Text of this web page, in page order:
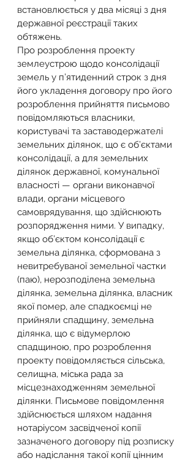
встановлюється у два місяці з дня
державної реєстрації таких
обтяжень.
Про розроблення проекту
землеустрою щодо консолідації
земель у п’ятиденний строк з дня
його укладення договору про його
розроблення прийняття письмово
повідомляються власники,
користувачі та заставодержателі
земельних ділянок, що є об’єктами
консолідації, а для земельних
ділянок державної, комунальної
власності — органи виконавчої
влади, органи місцевого
самоврядування, що здійснюють
розпорядження ними. У випадку,
якщо об’єктом консолідації є
земельна ділянка, сформована з
невитребуваної земельної частки
(паю), нерозподілена земельна
ділянка, земельна ділянка, власник
якої помер, але спадкоємці не
прийняли спадщину, земельна
ділянка, що є відумерлою
спадщиною, про розроблення
проекту повідомляється сільська,
селищна, міська рада за
місцезнаходженням земельної
ділянки. Письмове повідомлення
здійснюється шляхом надання
нотаріусом засвідченої копії
зазначеного договору під розписку
або надіслання такої копії цінним